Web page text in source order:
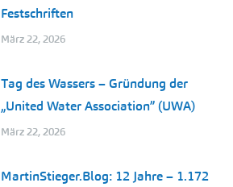
Festschriften
März 22, 2026
Tag des Wassers – Gründung der
„United Water Association” (UWA)
März 22, 2026
MartinStieger.Blog: 12 Jahre – 1.172